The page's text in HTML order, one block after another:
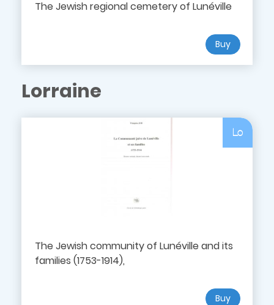
The Jewish regional cemetery of Lunéville
Buy
Lorraine
Lo
The Jewish community of Lunéville and its
families (1753-1914),
Buy